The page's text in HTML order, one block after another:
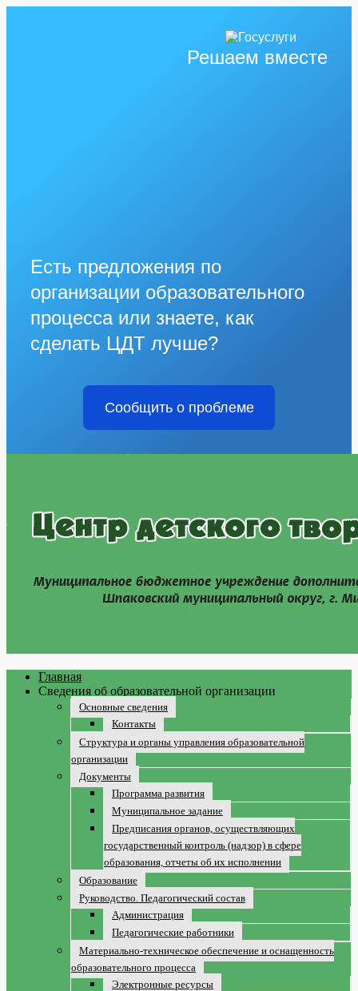
Решаем вместе
Есть предложения по
организации образовательного
процесса или знаете, как
сделать ЦДТ лучше?
Сообщить о проблеме
Главная
Сведения об образовательной организации
Основные сведения
Контакты
Структура и органы управления образовательной
организации
Документы
Программа развития
Муниципальное задание
Предписания органов, осуществляющих
государственный контроль (надзор) в сфере
образования, отчеты об их исполнении
Образование
Руководство. Педагогический состав
Администрация
Педагогические работники
Материально-техническое обеспечение и оснащенность
образовательного процесса
Электронные ресурсы